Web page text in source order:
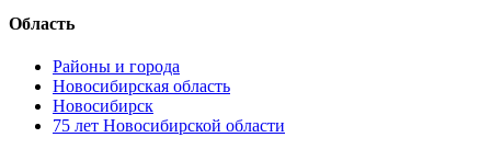
Область
Районы и города
Новосибирская область
Новосибирск
75 лет Новосибирской области